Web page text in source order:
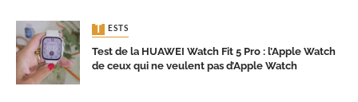
TESTS
Test de la HUAWEI Watch Fit 5 Pro : l’Apple Watch
de ceux qui ne veulent pas d’Apple Watch